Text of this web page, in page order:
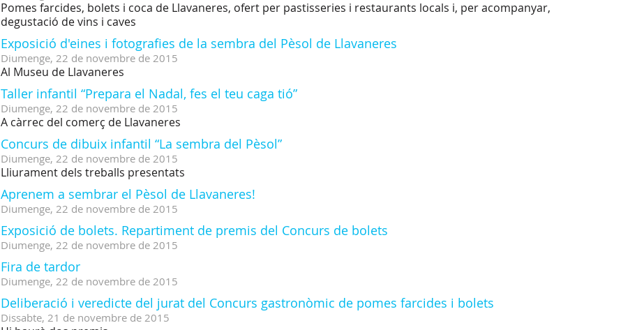
Pomes farcides, bolets i coca de Llavaneres, ofert per pastisseries i restaurants locals i, per acompanyar,
degustació de vins i caves
Exposició d'eines i fotografies de la sembra del Pèsol de Llavaneres
Diumenge, 22 de novembre de 2015
Al Museu de Llavaneres
Taller infantil “Prepara el Nadal, fes el teu caga tió”
Diumenge, 22 de novembre de 2015
A càrrec del comerç de Llavaneres
Concurs de dibuix infantil “La sembra del Pèsol”
Diumenge, 22 de novembre de 2015
Lliurament dels treballs presentats
Aprenem a sembrar el Pèsol de Llavaneres!
Diumenge, 22 de novembre de 2015
Exposició de bolets. Repartiment de premis del Concurs de bolets
Diumenge, 22 de novembre de 2015
Fira de tardor
Diumenge, 22 de novembre de 2015
Deliberació i veredicte del jurat del Concurs gastronòmic de pomes farcides i bolets
Dissabte, 21 de novembre de 2015